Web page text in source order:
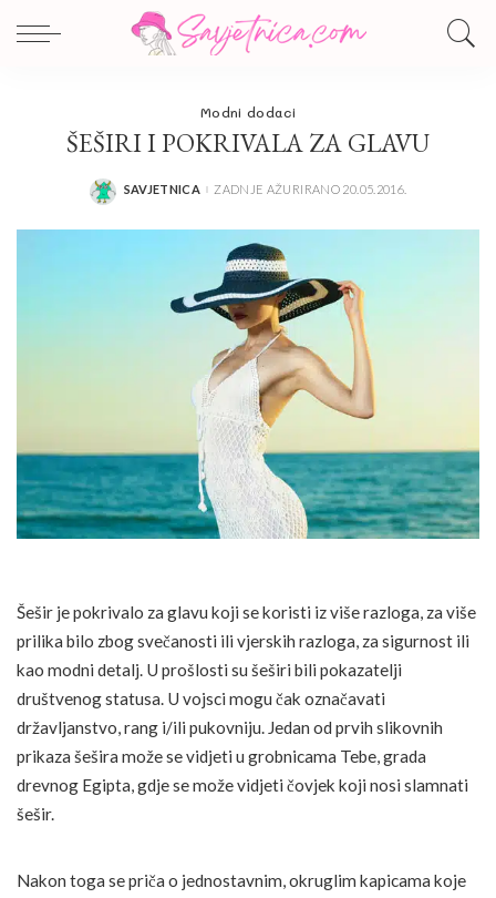
Modni dodaci
ŠEŠIRI I POKRIVALA ZA GLAVU
POSTED
SAVJETNICA ZADNJE AŽURIRANO 20.05.2016.
Šešir je pokrivalo za glavu koji se koristi iz više razloga, za više
prilika bilo zbog svečanosti ili vjerskih razloga, za sigurnost ili
kao modni detalj. U prošlosti su šeširi bili pokazatelji
društvenog statusa. U vojsci mogu čak označavati
državljanstvo, rang i/ili pukovniju. Jedan od prvih slikovnih
prikaza šešira može se vidjeti u grobnicama Tebe, grada
drevnog Egipta, gdje se može vidjeti čovjek koji nosi slamnati
šešir.
Nakon toga se priča o jednostavnim, okruglim kapicama koje